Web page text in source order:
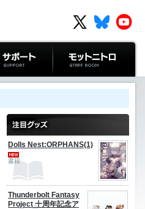
ト モットニトロ
Dolls Nest:ORPHANS(1)
書籍
Thunderbolt Fantasy
Project 十周年記念ア